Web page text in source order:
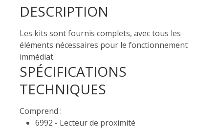
DESCRIPTION
Les kits sont fournis complets, avec tous les
éléments nécessaires pour le fonctionnement
immédiat.
SPÉCIFICATIONS
TECHNIQUES
Comprend :
6992 - Lecteur de proximité